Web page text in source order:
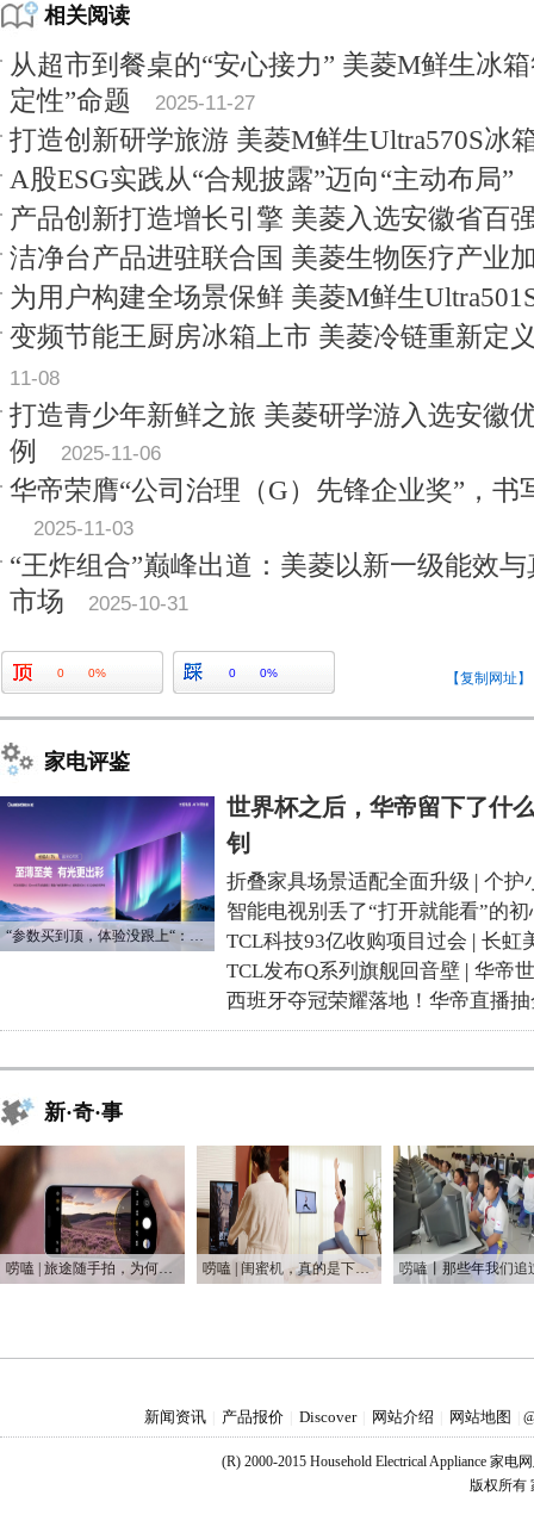
相关阅读
从超市到餐桌的“安心接力” 美菱M鲜生冰
定性”命题
2025-11-27
打造创新研学旅游 美菱M鲜生Ultra570S冰
A股ESG实践从“合规披露”迈向“主动布局”
产品创新打造增长引擎 美菱入选安徽省百
洁净台产品进驻联合国 美菱生物医疗产业
为用户构建全场景保鲜 美菱M鲜生
变频节能王厨房冰箱上市 美菱冷链重新定
11-08
打造青少年新鲜之旅 美菱研学游入选安徽
例
2025-11-06
华帝荣膺“公司治理（G）先锋企业奖”，书
2025-11-03
“王炸组合”巅峰出道：美菱以新一级能效
市场
2025-10-31
0 0% 0 0% 【复制网址】
家电评鉴
“参数买到顶，体验没跟上“：长虹追光Q70S给高端电视打了个样
世界杯之后，华帝留下了什
钊
折叠家具场景适配全面升级 | 个护
智能电视别丢了“打开就能看”的初
TCL科技93亿收购项目过会 | 长虹
TCL发布Q系列旗舰回音壁 | 华帝
西班牙夺冠荣耀落地！华帝直播
新·奇·事
唠嗑 | 旅途随手拍，为何手机是普通人最好的摄影利器 唠嗑 | 闺蜜机，真的是下一个爆款吗？
新闻资讯 产品报价 Discover 网站介绍 网站地图
(R) 2000-2015 Household Electrical Appliance 家电
版权所有